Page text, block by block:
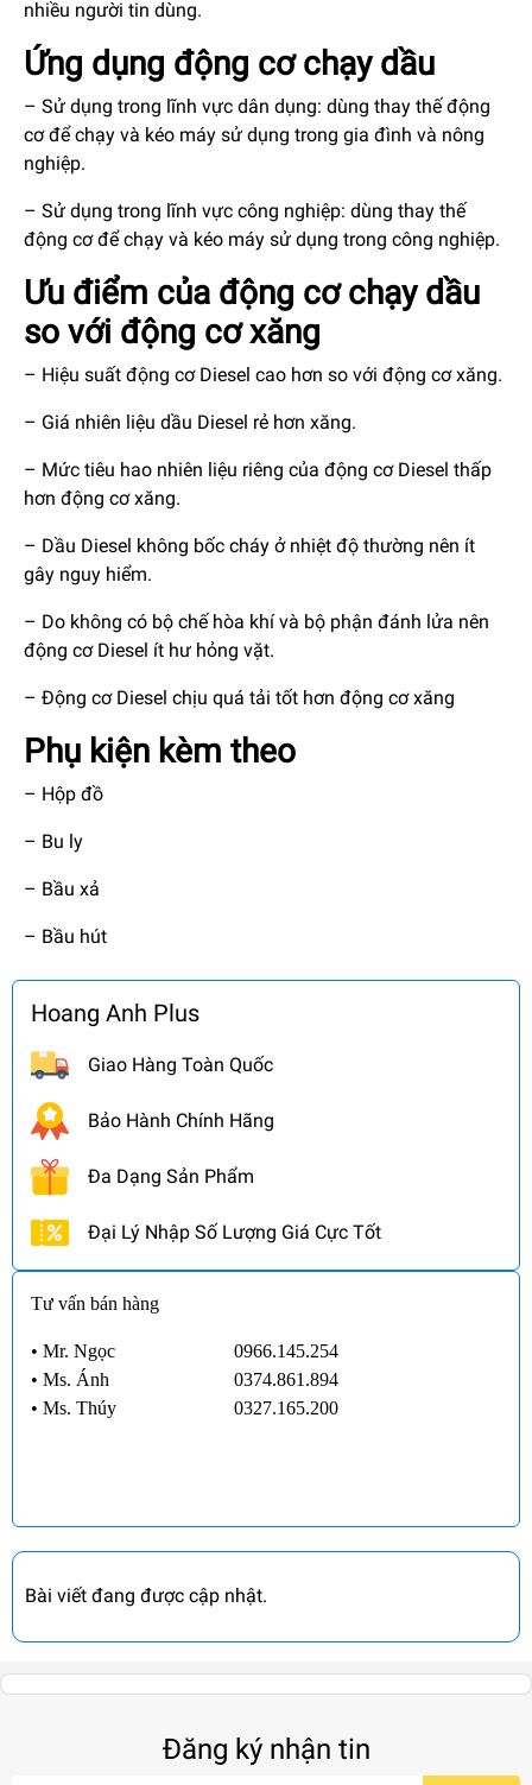
nhiều người tin dùng.
Ứng dụng động cơ chạy dầu
– Sử dụng trong lĩnh vực dân dụng: dùng thay thế động
cơ để chạy và kéo máy sử dụng trong gia đình và nông
nghiệp.
– Sử dụng trong lĩnh vực công nghiệp: dùng thay thế
động cơ để chạy và kéo máy sử dụng trong công nghiệp.
Ưu điểm của động cơ chạy dầu
so với động cơ xăng
– Hiệu suất động cơ Diesel cao hơn so với động cơ xăng.
– Giá nhiên liệu dầu Diesel rẻ hơn xăng.
– Mức tiêu hao nhiên liệu riêng của động cơ Diesel thấp
hơn động cơ xăng.
– Dầu Diesel không bốc cháy ở nhiệt độ thường nên ít
gây nguy hiểm.
– Do không có bộ chế hòa khí và bộ phận đánh lửa nên
động cơ Diesel ít hư hỏng vặt.
– Động cơ Diesel chịu quá tải tốt hơn động cơ xăng
Phụ kiện kèm theo
– Hộp đồ
– Bu ly
– Bầu xả
– Bầu hút
Hoang Anh Plus
Giao Hàng Toàn Quốc
Bảo Hành Chính Hãng
Đa Dạng Sản Phẩm
Đại Lý Nhập Số Lượng Giá Cực Tốt
Tư vấn bán hàng
• Mr. Ngọc
0966.145.254
• Ms. Ánh
0374.861.894
• Ms. Thúy 0327.165.200
Bài viết đang được cập nhật.
Đăng ký nhận tin